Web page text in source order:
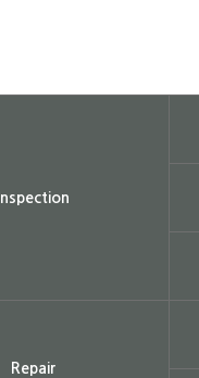
Inspection
Repair